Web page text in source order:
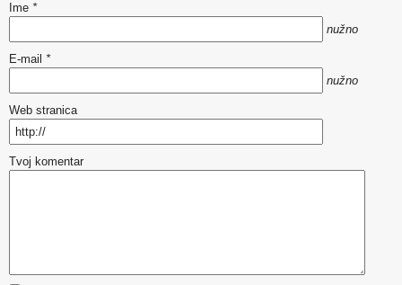
Ime *
nužno
E-mail *
nužno
Web stranica
Tvoj komentar